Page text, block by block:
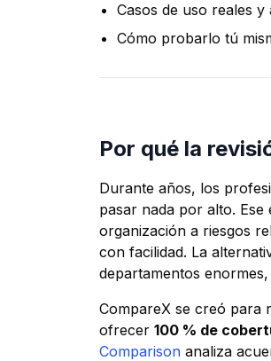
Casos de uso reales
Cómo probarlo tú
Por qué la
Durante años, los
pasar nada por alto.
organización a riesgos
con facilidad. La
departamentos
CompareX se creó para
ofrecer 100 % de
Comparison analiza